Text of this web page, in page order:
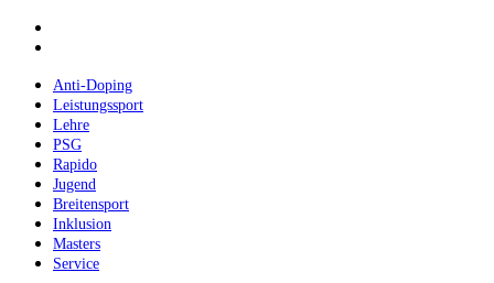
Skip
contentAnti-Doping
Leistungssport
Lehre
PSG
Rapido
Jugend
Breitensport
Inklusion
Masters
Service